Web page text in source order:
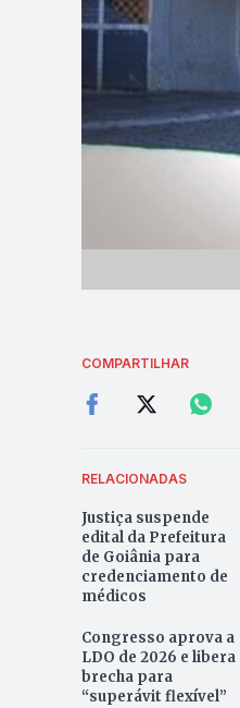
COMPARTILHAR
RELACIONADAS
Justiça suspende
edital da Prefeitura
de Goiânia para
credenciamento de
médicos
Congresso aprova a
LDO de 2026 e libera
brecha para
“superávit flexível”